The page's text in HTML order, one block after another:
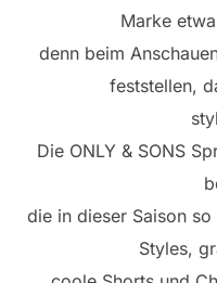
Marke
denn beim
feststellen,
Die ONLY & SONS
die in dieser Saison
Styles,